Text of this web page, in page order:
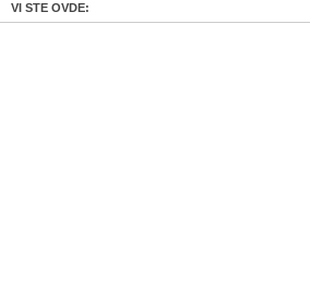
VI STE OVDE: